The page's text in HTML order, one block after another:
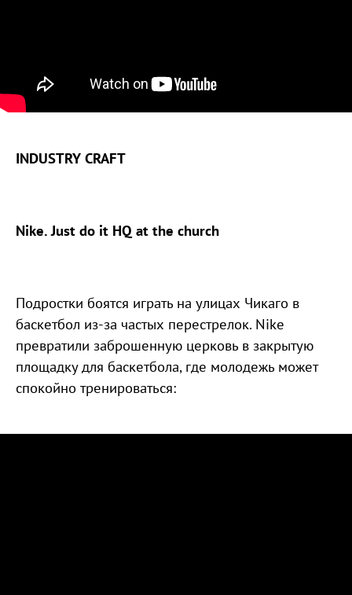
INDUSTRY CRAFT
Nike. Just do it HQ at the church
Подростки боятся играть на улицах Чикаго в
баскетбол из-за частых перестрелок. Nike
превратили заброшенную церковь в закрытую
площадку для баскетбола, где молодежь может
спокойно тренироваться: